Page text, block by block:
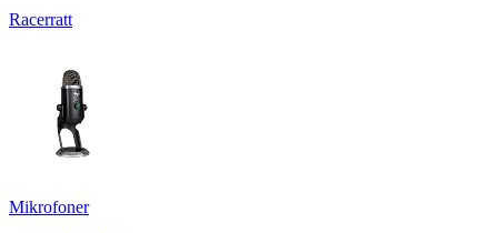
Racerratt
Mikrofoner